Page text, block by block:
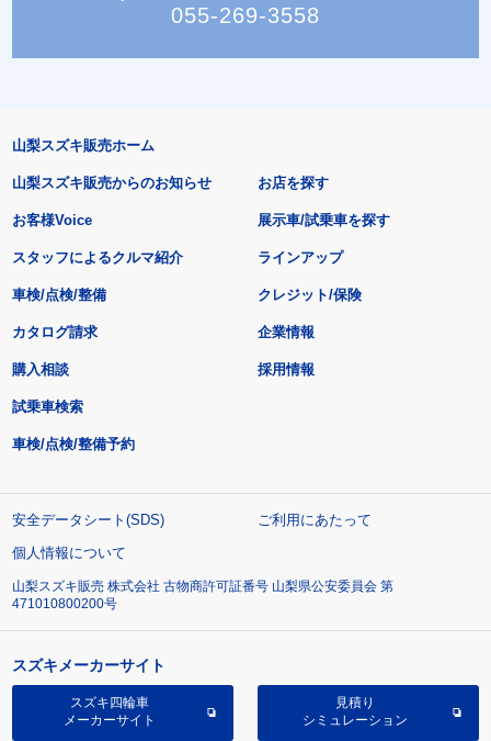
055-269-3558
山梨スズキ販売ホーム
山梨スズキ販売からのお知らせ
お客様Voice
スタッフによるクルマ紹介
お店を探す
展示車/試乗車を探す
ラインアップ
車検/点検/整備 クレジット/保険
カタログ請求
購入相談
試乗車検索
車検/点検/整備予約
企業情報
採用情報
安全データシート(SDS)
ご利用にあたって
個人情報について
山梨スズキ販売 株式会社 古物商許可証番号 山梨県公安委員会 第
471010800200号
スズキメーカーサイト
スズキ四輪車
メーカーサイト
見積り
シミュレーション